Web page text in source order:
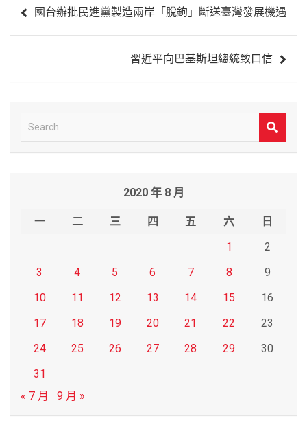
章
國台辦批民進黨製造兩岸「脫鉤」斷送臺灣發展機遇
習近平向巴基斯坦總統致口信
e
2020 年 8 月
一 二 三 四 五 六
日
1
2
3
4 5 6 7 8
9
10
11 12 13 14 15
16
17
18 19 20 21 22
23
24
25 26 27 28 29
30
31
« 7 月
9 月 »